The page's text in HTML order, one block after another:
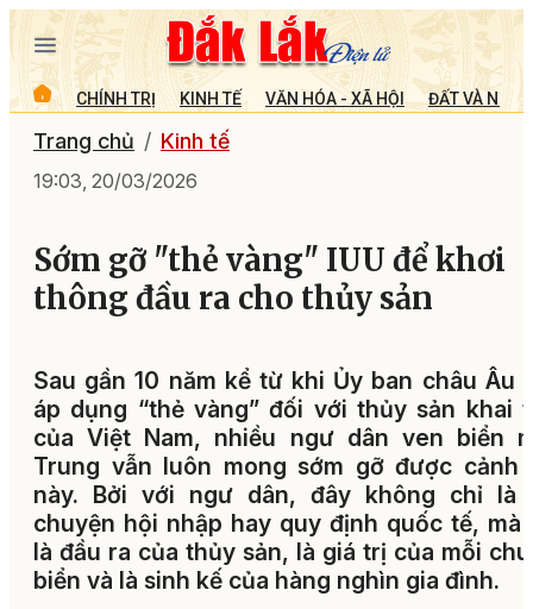
CHÍNH TRỊ KINH TẾ VĂN HÓA - XÃ HỘI ĐẤT VÀ
Trang chủ Kinh tế
19:03, 20/03/2026
Sớm gỡ "thẻ vàng" IUU để khơi
thông đầu ra cho thủy sản
Sau gần 10 năm kể từ khi Ủy ban châu Âu
áp dụng “thẻ vàng” đối với thủy sản khai
của Việt Nam, nhiều ngư dân ven biển
Trung vẫn luôn mong sớm gỡ được cảnh
này. Bởi với ngư dân, đây không chỉ là
chuyện hội nhập hay quy định quốc tế, mà
là đầu ra của thủy sản, là giá trị của mỗi
biển và là sinh kế của hàng nghìn gia đình.